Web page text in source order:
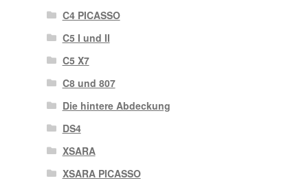
C4 PICASSO
C5 I und II
C5 X7
C8 und 807
Die hintere Abdeckung
DS4
XSARA
XSARA PICASSO